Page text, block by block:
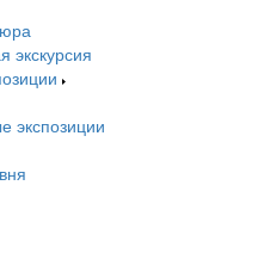
экскурсия
экспозиции